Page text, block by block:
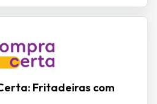
Fritadeiras com